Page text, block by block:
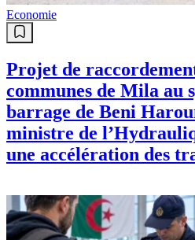
Economie
Projet de
communes de Mila au
barrage de Beni
ministre de
une accélération des